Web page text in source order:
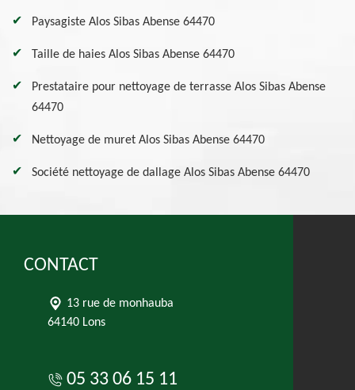
Paysagiste Alos Sibas Abense 64470
Taille de haies Alos Sibas Abense 64470
Prestataire pour nettoyage de terrasse Alos Sibas Abense
64470
Nettoyage de muret Alos Sibas Abense 64470
Société nettoyage de dallage Alos Sibas Abense 64470
CONTACT
13 rue de monhauba
64140 Lons
05 33 06 15 11